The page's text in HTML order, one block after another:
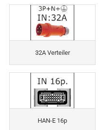
32A Verteiler
HAN-E 16p